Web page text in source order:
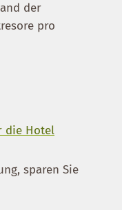
der
pro
die Hotel
sparen Sie